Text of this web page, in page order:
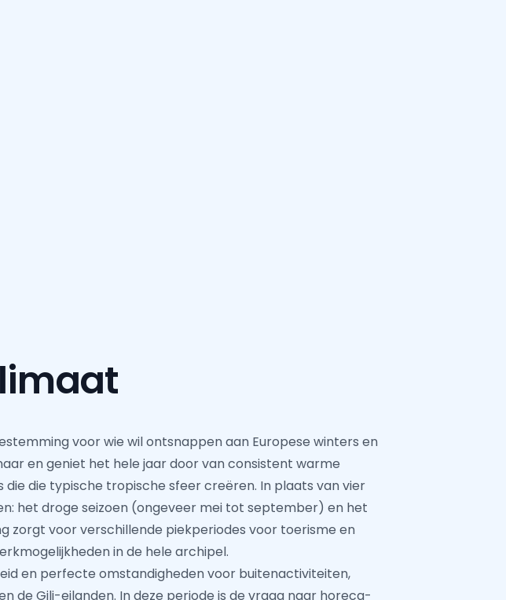
voor wie wil ontsnappen aan Europese winters en
en geniet het hele jaar door van consistent warme
die typische tropische sfeer creëren. In plaats van vier
het droge seizoen (ongeveer mei tot september) en het
zorgt voor verschillende piekperiodes voor toerisme en
in de hele archipel.
en perfecte omstandigheden voor buitenactiviteiten,
de Gili-eilanden. In deze periode is de vraag naar horeca-